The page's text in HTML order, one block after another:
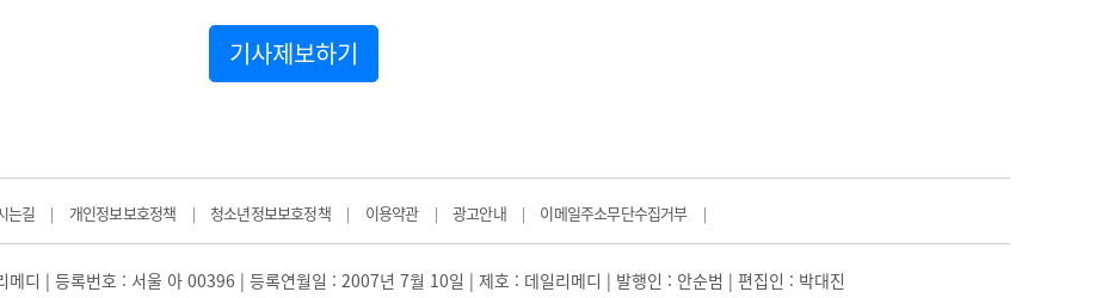
기사제보하기
는길 | 개인정보보호정책 | 청소년정보보호정책 | 이용약관 | 광고안내 | 이메일주소무단수집거부 |
메디 | 등록번호 : 서울 아 00396 | 등록연월일 : 2007년 7월 10일 | 제호 : 데일리메디 | 발행인 : 안순범 | 편집인 : 박대진